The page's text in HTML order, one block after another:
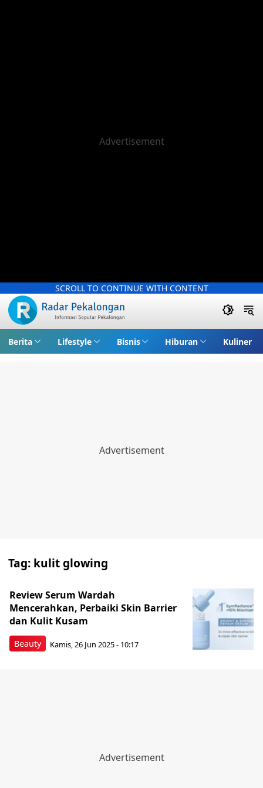
SCROLL TO CONTINUE WITH CONTENT
Berita Lifestyle Bisnis Hiburan Kuliner
Tag: kulit glowing
Beauty
Review Serum Wardah
Mencerahkan, Perbaiki Skin Barrier
dan Kulit Kusam
Kamis, 26 Jun 2025 - 10:17